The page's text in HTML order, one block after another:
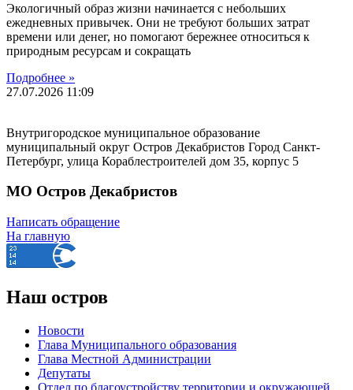
Экологичный образ жизни начинается с небольших
ежедневных привычек. Они не требуют больших затрат
времени или денег, но помогают бережнее относиться к
природным ресурсам и сокращать
Подробнее »
27.07.2026 11:09
Внутригородское муниципальное образование
муниципальный округ Остров Декабристов Город Санкт-
Петербург, улица Кораблестроителей дом 35, корпус 5
МО Остров Декабристов
Написать обращение
На главную
Наш остров
Новости
Глава Муниципального образования
Глава Местной Администрации
Депутаты
Отдел по благоустройству территории и окружающей